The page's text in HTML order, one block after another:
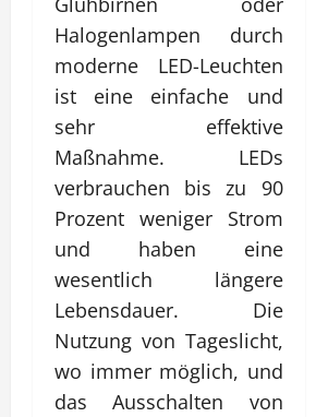
Halogenlampen durch
moderne LED-Leuchten
ist eine einfache und
sehr effektive
Maßnahme. LEDs
verbrauchen bis zu 90
Prozent weniger Strom
und haben eine
wesentlich längere
Lebensdauer. Die
Nutzung von Tageslicht,
wo immer möglich, und
das Ausschalten von